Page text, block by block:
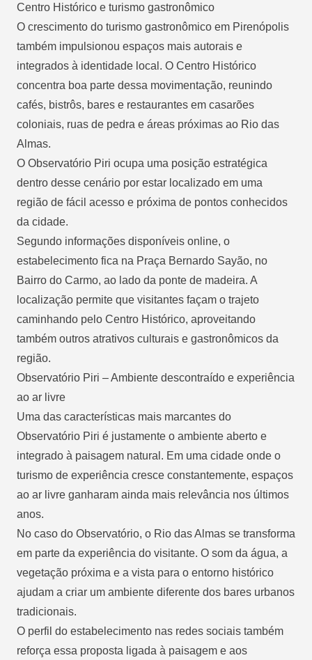
Centro Histórico e turismo gastronômico
O crescimento do turismo gastronômico em Pirenópolis
também impulsionou espaços mais autorais e
integrados à identidade local. O Centro Histórico
concentra boa parte dessa movimentação, reunindo
cafés, bistrôs, bares e restaurantes em casarões
coloniais, ruas de pedra e áreas próximas ao Rio das
Almas.
O Observatório Piri ocupa uma posição estratégica
dentro desse cenário por estar localizado em uma
região de fácil acesso e próxima de pontos conhecidos
da cidade.
Segundo informações disponíveis online, o
estabelecimento fica na Praça Bernardo Sayão, no
Bairro do Carmo, ao lado da ponte de madeira. A
localização permite que visitantes façam o trajeto
caminhando pelo Centro Histórico, aproveitando
também outros atrativos culturais e gastronômicos da
região.
Observatório Piri – Ambiente descontraído e experiência
ao ar livre
Uma das características mais marcantes do
Observatório Piri é justamente o ambiente aberto e
integrado à paisagem natural. Em uma cidade onde o
turismo de experiência cresce constantemente, espaços
ao ar livre ganharam ainda mais relevância nos últimos
anos.
No caso do Observatório, o Rio das Almas se transforma
em parte da experiência do visitante. O som da água, a
vegetação próxima e a vista para o entorno histórico
ajudam a criar um ambiente diferente dos bares urbanos
tradicionais.
O perfil do estabelecimento nas redes sociais também
reforça essa proposta ligada à paisagem e aos